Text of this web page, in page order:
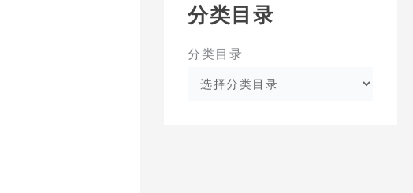
分类目录
分类目录